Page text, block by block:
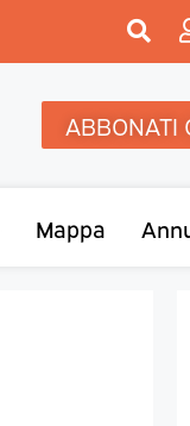
ABBONATI
Mappa